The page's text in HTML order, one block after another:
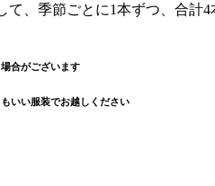
て、季節ごとに1本ずつ、合
合がございます
いい服装でお越しください